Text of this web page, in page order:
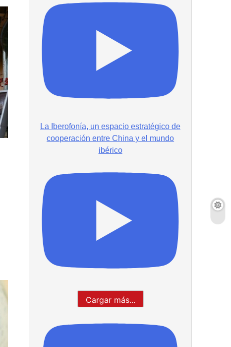
La Iberofonía, un espacio estratégico de
cooperación entre China y el mundo
ibérico
Cargar más...